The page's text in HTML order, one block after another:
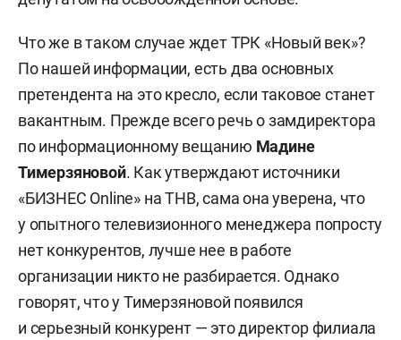
Что же в таком случае ждет ТРК «Новый век»?
По нашей информации, есть два основных
претендента на это кресло, если таковое станет
вакантным. Прежде всего речь о замдиректора
по информационному вещанию Мадине
Тимерзяновой. Как утверждают источники
«БИЗНЕС Online» на ТНВ, сама она уверена, что
у опытного телевизионного менеджера попросту
нет конкурентов, лучше нее в работе
организации никто не разбирается. Однако
говорят, что у Тимерзяновой появился
и серьезный конкурент — это директор филиала